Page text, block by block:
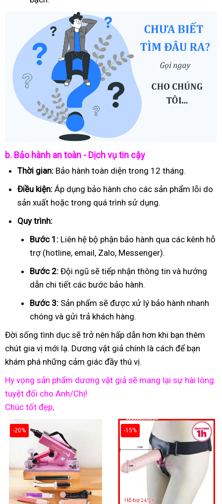
b. Bảo hành an toàn - Dịch vụ tin cậy
Thời gian: Bảo hành toàn diện trong 12 tháng.
Điều kiện: Áp dụng bảo hành cho các sản phẩm lỗi do
sản xuất hoặc trong quá trình sử dụng.
Quy trình:
Bước 1: Liên hệ bộ phận bảo hành qua các kênh hỗ
trợ (hotline, email, Zalo, Messenger).
Bước 2: Đội ngũ sẽ tiếp nhận thông tin và hướng
dẫn chi tiết các bước bảo hành.
Bước 3: Sản phẩm sẽ được xử lý bảo hành nhanh
chóng và gửi trả khách hàng.
Đời sống tình dục sẽ trở nên hấp dẫn hơn khi bạn thêm
chút gia vị mới lạ. Dương vật giả chính là cách để bạn
khám phá những cảm giác đầy thú vị.
Hy vọng sản phẩm dương vật giả sẽ mang lại sự hài lòng
tuyệt đối cho Anh/Chị!
Chúc tốt đẹp,
-20% -15%